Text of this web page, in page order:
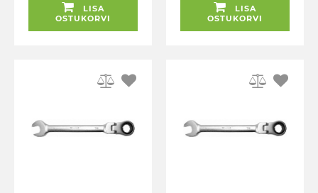
LISA
OSTUKORVI
LISA
OSTUKORVI